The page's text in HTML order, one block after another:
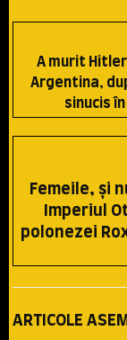
A murit
Argentina,
sinucis
Femeile, şi
Imperiul
polonezei
ARTICOLE